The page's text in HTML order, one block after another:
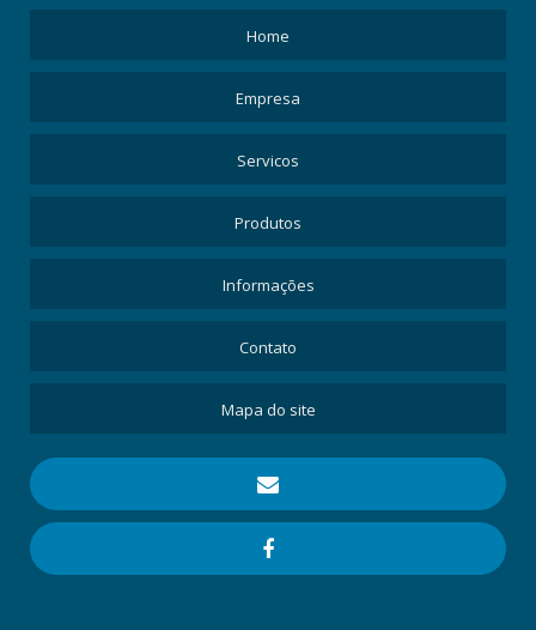
Home
Empresa
Servicos
Produtos
Informações
Contato
Mapa do site